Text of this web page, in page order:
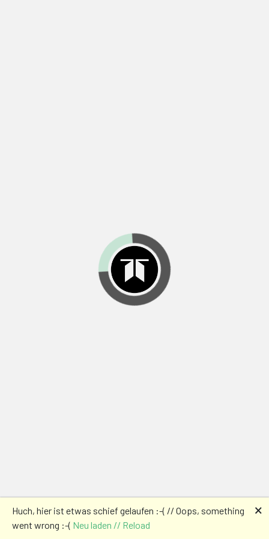
Huch, hier ist etwas schief gelaufen :-( // Oops, something
went wrong :-( Neu laden // Reload
🗙